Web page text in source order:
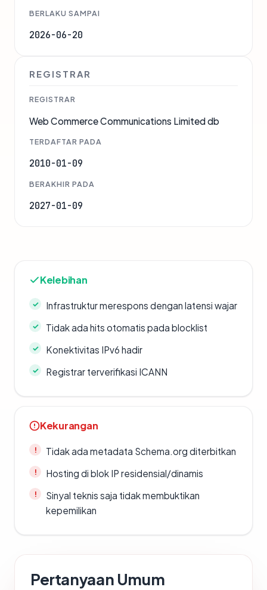
BERLAKU SAMPAI
2026-06-20
REGISTRAR
REGISTRAR
Web Commerce Communications Limited db
TERDAFTAR PADA
2010-01-09
BERAKHIR PADA
2027-01-09
Kelebihan
Infrastruktur merespons dengan latensi wajar
Tidak ada hits otomatis pada blocklist
Konektivitas IPv6 hadir
Registrar terverifikasi ICANN
Kekurangan
Tidak ada metadata Schema.org diterbitkan
Hosting di blok IP residensial/dinamis
Sinyal teknis saja tidak membuktikan
kepemilikan
Pertanyaan Umum